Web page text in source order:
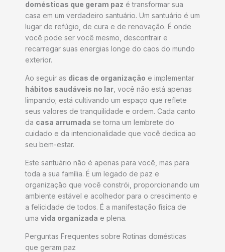
domésticas que geram paz é transformar sua
casa em um verdadeiro santuário. Um santuário é um
lugar de refúgio, de cura e de renovação. É onde
você pode ser você mesmo, descontrair e
recarregar suas energias longe do caos do mundo
exterior.
Ao seguir as dicas de organização e implementar
hábitos saudáveis no lar , você não está apenas
limpando; está cultivando um espaço que reflete
seus valores de tranquilidade e ordem. Cada canto
da casa arrumada se torna um lembrete do
cuidado e da intencionalidade que você dedica ao
seu bem-estar.
Este santuário não é apenas para você, mas para
toda a sua família. É um legado de paz e
organização que você constrói, proporcionando um
ambiente estável e acolhedor para o crescimento e
a felicidade de todos. É a manifestação física de
uma vida organizada e plena.
Perguntas Frequentes sobre Rotinas domésticas
que geram paz